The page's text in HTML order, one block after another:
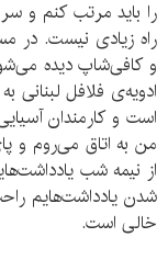
را باید مرتب کنم و
راه زیادی نیست. در
و کافی‌شاپ دیده
ادویه‌ی فلافل
است و کارمندان
من به اتاق می‌روم و
از نیمه شب
شدن یادداشت‌هایم
خالی است.